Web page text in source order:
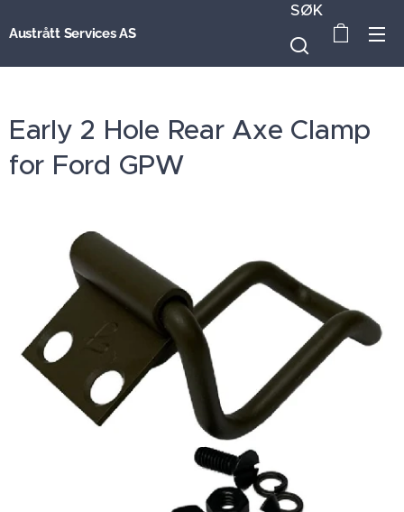
Austrått Services AS
SØK
Early 2 Hole Rear Axe Clamp
for Ford GPW